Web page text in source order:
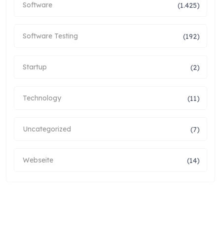
Software (1.425)
Software Testing (192)
Startup (2)
Technology (11)
Uncategorized (7)
Webseite (14)